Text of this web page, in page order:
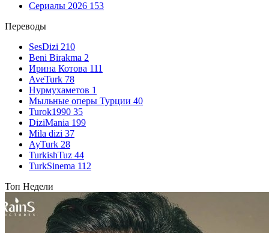
Сериалы 2026 153
Переводы
SesDizi 210
Beni Birakma 2
Ирина Котова 111
AveTurk 78
Нурмухаметов 1
Мыльные оперы Турции 40
Turok1990 35
DiziMania 199
Mila dizi 37
AyTurk 28
TurkishTuz 44
TurkSinema 112
Топ Недели